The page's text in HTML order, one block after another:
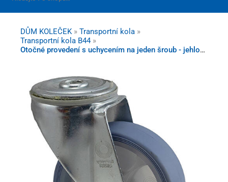
DŮM KOLEČEK» Transportní kola »
Transportní kola B44»
Otočné provedení s uchycením na jeden šroub - jehlové ložisko